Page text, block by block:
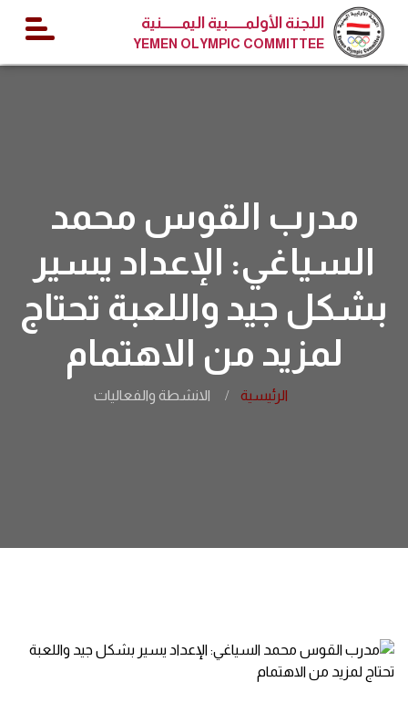
اللجنة الأولمــــــبية اليمـــــــنية
YEMEN OLYMPIC COMMITTEE
مدرب القوس محمد
السياغي: الإعداد يسير
بشكل جيد واللعبة تحتاج
لمزيد من الاهتمام
الرئيسية الانشطة والفعاليات